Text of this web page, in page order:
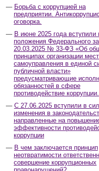
Борьба с коррупцией на
предприятии.
оговорка.
В июне 2025 года вступили
положения Федерального
20.03.2025 № 33-ФЗ «Об
принципах организации
самоуправления в единой
публичной власти»
предусматривающие
обязанностей в сфере
противодействие коррупции.
С 27.06.2025 вступили в
изменения в
направленные на
эффективности
коррупции
В чем заключается принцип
неотвратимости
совершение коррупционных